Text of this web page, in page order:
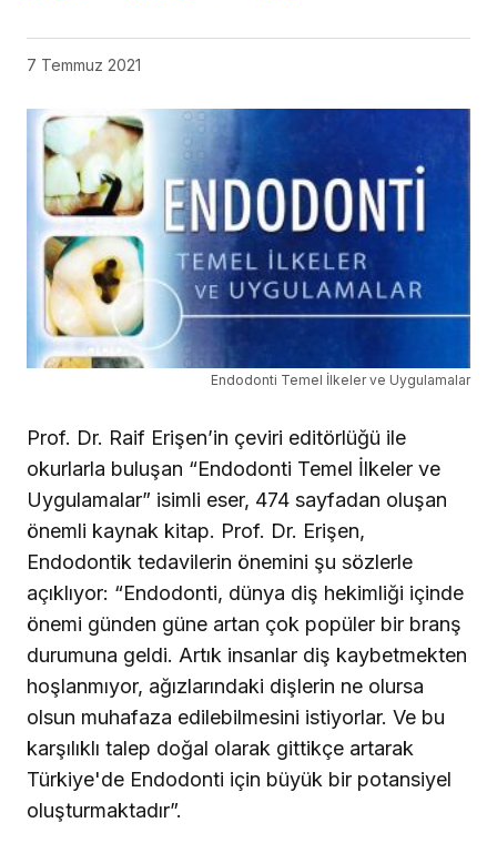
7 Temmuz 2021
Endodonti Temel İlkeler ve Uygulamalar
Prof. Dr. Raif Erişen’in çeviri editörlüğü ile
okurlarla buluşan “Endodonti Temel İlkeler ve
Uygulamalar” isimli eser, 474 sayfadan oluşan
önemli kaynak kitap. Prof. Dr. Erişen,
Endodontik tedavilerin önemini şu sözlerle
açıklıyor: “Endodonti, dünya diş hekimliği içinde
önemi günden güne artan çok popüler bir branş
durumuna geldi. Artık insanlar diş kaybetmekten
hoşlanmıyor, ağızlarındaki dişlerin ne olursa
olsun muhafaza edilebilmesini istiyorlar. Ve bu
karşılıklı talep doğal olarak gittikçe artarak
Türkiye'de Endodonti için büyük bir potansiyel
oluşturmaktadır”.